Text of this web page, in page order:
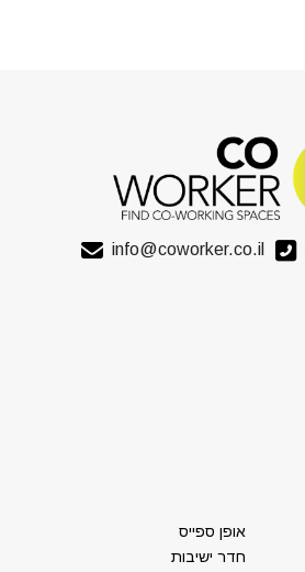
אופן ספייס
חדר ישיבות
info@coworker.co.il